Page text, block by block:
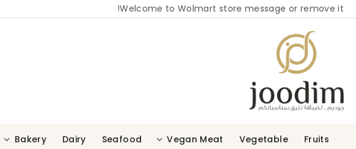
Welcome to Wolmart store message or remove it!
Fruits
Vegetable
Vegan Meat
Seafood
Dairy
Bakery